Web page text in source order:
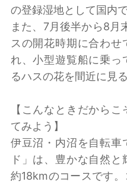
の登録湿地として国内
また、7月後半から8月
スの開花時期に合わせ
れ、小型遊覧船に乗っ
るハスの花を間近に見
【こんなときだから
てみよう】
伊豆沼・内沼を自転車
ド」は、豊かな自然
約18kmのコースです